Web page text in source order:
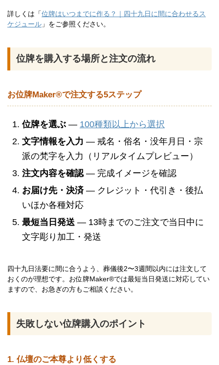
詳しくは「位牌はいつまでに作る？｜四十九日に間に合わせるス
ケジュール 」をご参照ください。
位牌を購入する場所と注文の流れ
お位牌Maker®で注文する5ステップ
位牌を選ぶ — 100種類以上から選択
文字情報を入力 — 戒名・俗名・没年月日・宗
派の梵字を入力（リアルタイムプレビュー）
注文内容を確認— 完成イメージを確認
お届け先・決済— クレジット・代引き・後払
いほか各種対応
最短当日発送 — 13時までのご注文で当日中に
文字彫り加工・発送
四十九日法要に間に合うよう、葬儀後2〜3週間以内には注文して
おくのが理想です。お位牌Maker®では最短当日発送に対応してい
ますので、お急ぎの方もご相談ください。
失敗しない位牌購入のポイント
1. 仏壇のご本尊より低くする